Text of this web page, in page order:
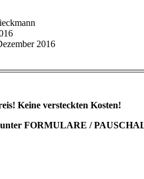
2016
Keine versteckten Kosten!
unter FORMULARE /